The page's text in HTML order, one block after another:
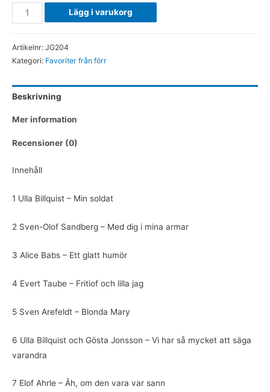
Svenska
schlager
Lägg i varukorg
Artikelnr: JG204
Kategori: Favoriter från förr
Beskrivning
Mer information
Recensioner (0)
Innehåll
1 Ulla Billquist – Min soldat
2 Sven-Olof Sandberg – Med dig i mina armar
3 Alice Babs – Ett glatt humör
4 Evert Taube – Fritiof och lilla jag
5 Sven Arefeldt – Blonda Mary
6 Ulla Billquist och Gösta Jonsson – Vi har så mycket att säga
varandra
7 Elof Ahrle – Åh, om den vara var sann